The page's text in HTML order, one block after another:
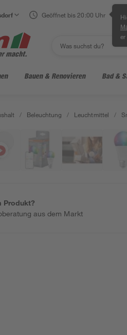
Geöffnet bis 20:00 Uhr
er
Bauen & Renovieren Bad &
/ Beleuchtung / Leuchtmittel /
Produkt?
aus dem Markt